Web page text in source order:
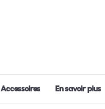
Accessoires En savoir plus